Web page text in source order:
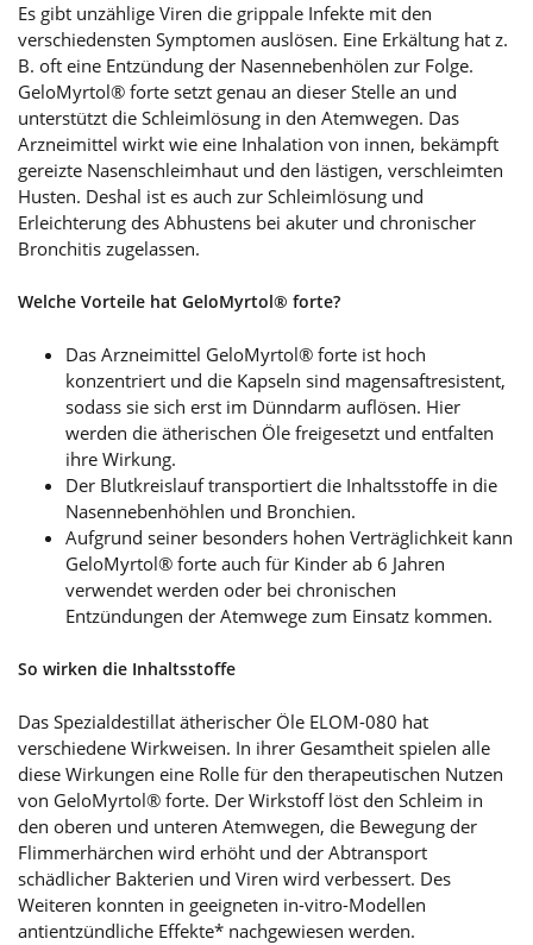
Es gibt unzählige Viren die grippale Infekte mit den
verschiedensten Symptomen auslösen. Eine Erkältung hat z.
B. oft eine Entzündung der Nasennebenhölen zur Folge.
GeloMyrtol® forte setzt genau an dieser Stelle an und
unterstützt die Schleimlösung in den Atemwegen. Das
Arzneimittel wirkt wie eine Inhalation von innen, bekämpft
gereizte Nasenschleimhaut und den lästigen, verschleimten
Husten. Deshal ist es auch zur Schleimlösung und
Erleichterung des Abhustens bei akuter und chronischer
Bronchitis zugelassen.
Welche Vorteile hat GeloMyrtol® forte?
Das Arzneimittel GeloMyrtol® forte ist hoch
konzentriert und die Kapseln sind magensaftresistent,
sodass sie sich erst im Dünndarm auflösen. Hier
werden die ätherischen Öle freigesetzt und entfalten
ihre Wirkung.
Der Blutkreislauf transportiert die Inhaltsstoffe in die
Nasennebenhöhlen und Bronchien.
Aufgrund seiner besonders hohen Verträglichkeit kann
GeloMyrtol® forte auch für Kinder ab 6 Jahren
verwendet werden oder bei chronischen
Entzündungen der Atemwege zum Einsatz kommen.
So wirken die Inhaltsstoffe
Das Spezialdestillat ätherischer Öle ELOM-080 hat
verschiedene Wirkweisen. In ihrer Gesamtheit spielen alle
diese Wirkungen eine Rolle für den therapeutischen Nutzen
von GeloMyrtol® forte. Der Wirkstoff löst den Schleim in
den oberen und unteren Atemwegen, die Bewegung der
Flimmerhärchen wird erhöht und der Abtransport
schädlicher Bakterien und Viren wird verbessert. Des
Weiteren konnten in geeigneten in-vitro-Modellen
antientzündliche Effekte* nachgewiesen werden.